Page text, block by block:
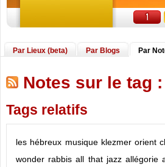
Par Lieux (beta) Par Blogs Par
Notes sur le tag
Tags relatifs
les hébreux musique klezmer orient
wonder rabbis all that jazz allégorie